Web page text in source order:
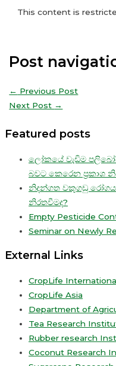
This content is
Post
← Previous Post
Next Post →
Featured posts
ලෝකයේ වැඩිම
බවට කෙරෙන ප්‍රකාශ
නිදන්ගත වකුගඩු
නිරතවීමද?
Empty Pesticide
Seminar on Newly
External Links
CropLife
CropLife Asia
Department of
Tea Research
Rubber research
Coconut Research